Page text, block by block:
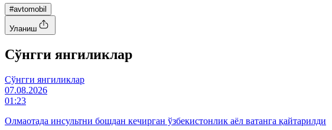
#avtomobil
Уланиш
Cўнгги янгиликлар
Cўнгги янгиликлар
07.08.2026
01:23
Олмаотада инсультни бошдан кечирган ўзбекистонлик аёл ватанга қайтарилди